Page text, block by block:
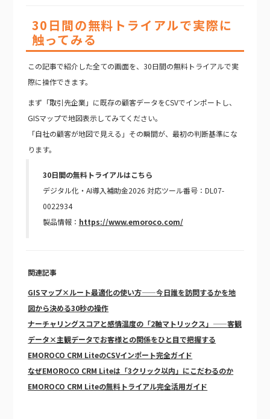
30日間の無料トライアルで実際に
触ってみる
この記事で紹介した全ての画面を、30日間の無料トライアルで実
際に操作できます。
まず「取引先企業」に既存の顧客データをCSVでインポートし、
GISマップで地図表示してみてください。
「自社の顧客が地図で見える」その瞬間が、最初の判断基準にな
ります。
30日間の無料トライアルはこちら
デジタル化・AI導入補助金2026 対応ツール番号：DL07-
0022934
製品情報： https://www.emoroco.com/
関連記事
GISマップ×ルート最適化の使い方——今日誰を訪問するかを地
図から決める30秒の操作
ナーチャリングスコアと感情温度の「2軸マトリックス」——客観
データ×主観データでお客様との関係をひと目で把握する
EMOROCO CRM LiteのCSVインポート完全ガイド
なぜEMOROCO CRM Liteは「3クリック以内」にこだわるのか
EMOROCO CRM Liteの無料トライアル完全活用ガイド